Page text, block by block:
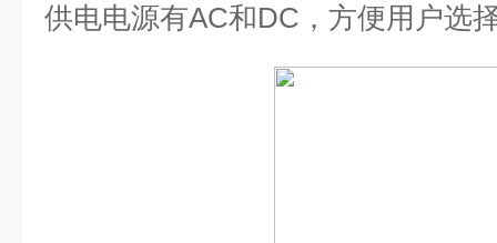
供电电源有AC和DC ，方便用户选